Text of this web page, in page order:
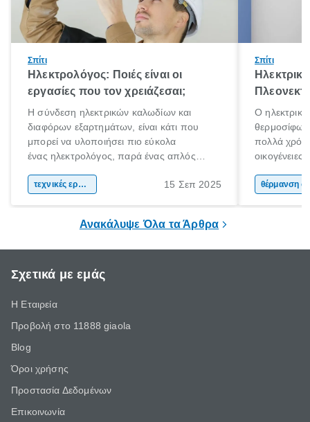
Σπίτι
Ηλεκτρολόγος: Ποιές είναι οι
εργασίες που τον χρειάζεσαι;
Η σύνδεση ηλεκτρικών καλωδίων και
διαφόρων εξαρτημάτων, είναι κάτι που
μπορεί να υλοποιήσει πιο εύκολα
ένας ηλεκτρολόγος, παρά ένας απλός
περίπλοκα και επικίνδυνα. Αν έχεις στο νου
ηλεκτρολόγου είναι πιθανόν απαραίτητη.
τεχνικές εργασίες 15 Σεπ 2025
Σπίτι
Ο
πολλά
θέρμανσης
Ανακάλυψε Όλα τα Άρθρα
Σχετικά με εμάς
Η Εταιρεία
Προβολή στο 11888 giaola
Blog
Όροι χρήσης
Προστασία Δεδομένων
Επικοινωνία